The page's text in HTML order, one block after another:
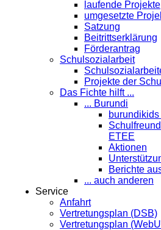
laufende Projekte
umgesetzte
Satzung
Beitrittserklärung
Förderantrag
Schul­sozialarbeit
Projekte der
Das Fichte hilft ...
... Burundi
burundikids
ETEE
Aktionen
Berichte
... auch anderen
Service
Anfahrt
Vertretungsplan (DSB)
Vertretungsplan